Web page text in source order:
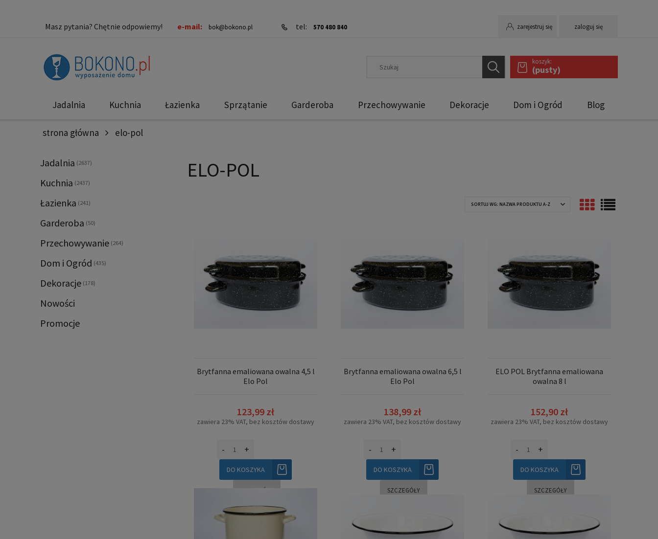
zarejestruj się zaloguj się
Masz pytania? Chętnie odpowiemy! e-mail: bok@bokono.pl tel: 570 480 840
koszyk:
(pusty)
Jadalnia Kuchnia Łazienka Sprzątanie Garderoba Przechowywanie Dekoracje Dom i Ogród Blog
Nowości Promocje
strona główna elo-pol
Jadalnia (2637)
Kuchnia (2437)
Łazienka (241)
Garderoba (50)
Przechowywanie (264)
Dom i Ogród (435)
Dekoracje (178)
Nowości
Promocje
ELO-POL
SORTUJ WG: NAZWA PRODUKTU A-Z
Brytfanna emaliowana owalna 4,5 l
Elo Pol
123,99 zł
zawiera 23% VAT, bez kosztów dostawy
- +
DO KOSZYKA
SZCZEGÓŁY
Brytfanna emaliowana owalna 6,5 l
Elo Pol
138,99 zł
zawiera 23% VAT, bez kosztów dostawy
- +
DO KOSZYKA
SZCZEGÓŁY
ELO POL Brytfanna emaliowana
owalna 8 l
152,90 zł
zawiera 23% VAT, bez kosztów dostawy
- +
DO KOSZYKA
SZCZEGÓŁY